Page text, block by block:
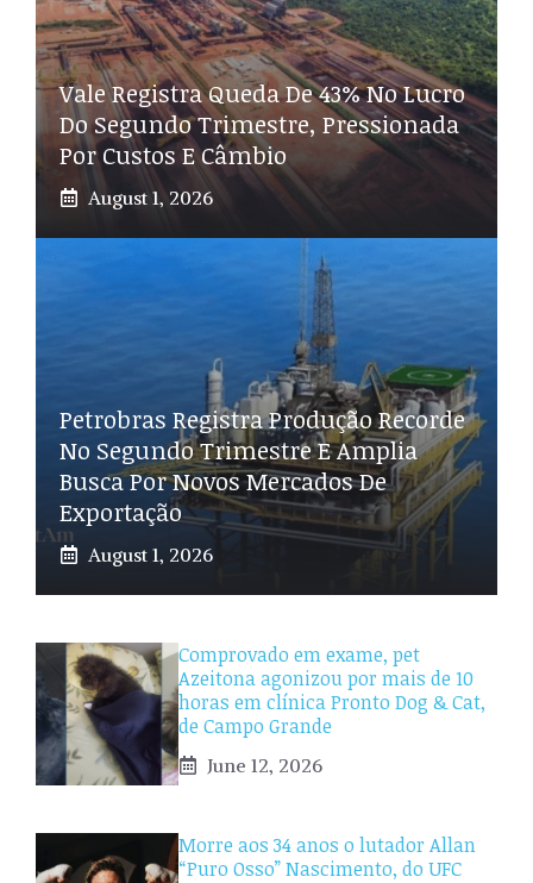
Vale Registra Queda De 43% No Lucro
Do Segundo Trimestre, Pressionada
Por Custos E Câmbio
August 1, 2026
Petrobras Registra Produção Recorde
No Segundo Trimestre E Amplia
Busca Por Novos Mercados De
Exportação
August 1, 2026
Comprovado em exame, pet
Azeitona agonizou por mais de 10
horas em clínica Pronto Dog & Cat,
de Campo Grande
June 12, 2026
Morre aos 34 anos o lutador Allan
“Puro Osso” Nascimento, do UFC